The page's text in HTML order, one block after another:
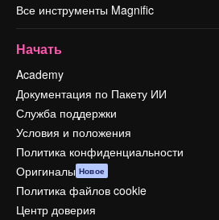
Все инструменты Magnific
Начать
Academy
Документация по Пакету ИИ
Служба поддержки
Условия и положения
Политика конфиденциальности
Оригиналы Новое
Политика файлов cookie
Центр доверия